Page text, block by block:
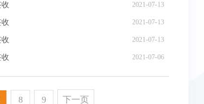
2021-07-13
2021-07-13
2021-07-13
2021-07-06
8 9 下一页